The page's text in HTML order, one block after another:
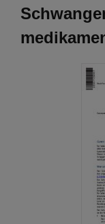
text.skipToContent
text.skipToNavigation